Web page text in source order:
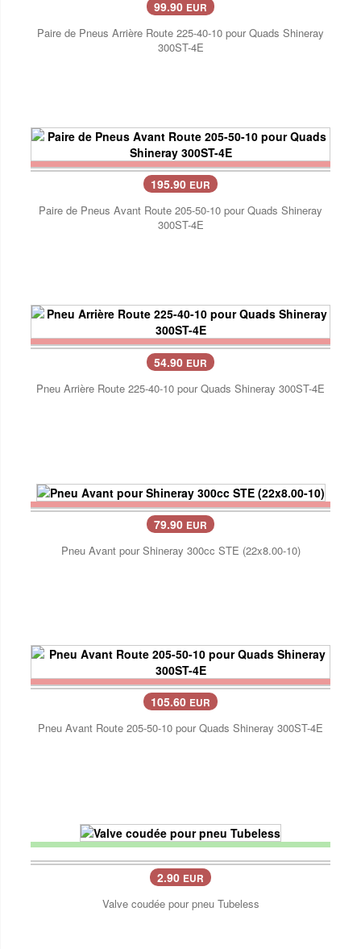
99.90 EUR
Paire de Pneus Arrière Route 225-40-10 pour Quads Shineray
300ST-4E
195.90 EUR
Paire de Pneus Avant Route 205-50-10 pour Quads Shineray
300ST-4E
54.90 EUR
Pneu Arrière Route 225-40-10 pour Quads Shineray 300ST-4E
79.90 EUR
Pneu Avant pour Shineray 300cc STE (22x8.00-10)
105.60 EUR
Pneu Avant Route 205-50-10 pour Quads Shineray 300ST-4E
2.90 EUR
Valve coudée pour pneu Tubeless